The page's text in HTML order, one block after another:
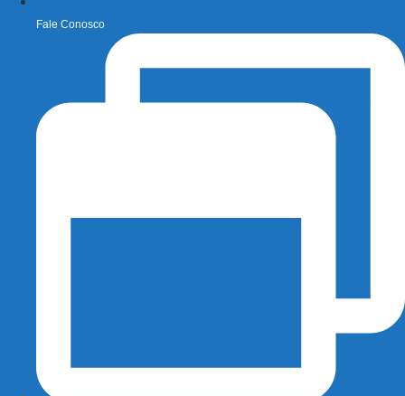
Fale Conosco